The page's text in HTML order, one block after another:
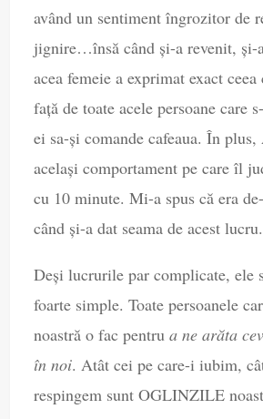
având un sentiment îngrozitor de
jignire…însă când și-a revenit, și-
acea femeie a exprimat exact
față de toate acele persoane care
ei sa-și comande cafeaua. În plus,
același comportament pe care îl
cu 10 minute. Mi-a spus că era
când și-a dat seama de acest lucru.
Deși lucrurile par complicate, ele
foarte simple. Toate persoanele
noastră o fac pentru a ne arăta
în noi. Atât cei pe care-i iubim,
respingem sunt OGLINZILE